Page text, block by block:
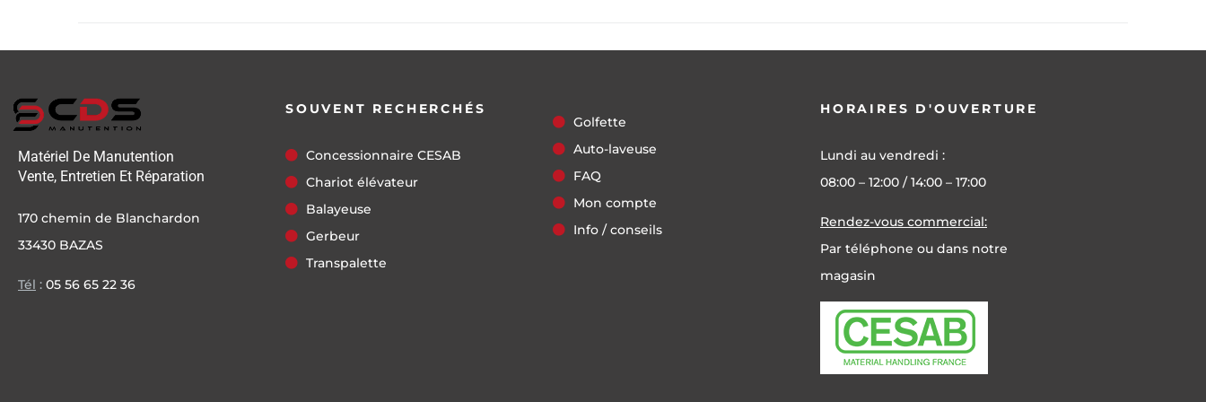
Matériel De Manutention
Vente, Entretien Et Réparation
170 chemin de Blanchardon
33430 BAZAS
Tél : 05 56 65 22 36
SOUVENT RECHERCHÉS
Concessionnaire CESAB
Chariot élévateur
Balayeuse
Gerbeur
Transpalette
Golfette
Auto-laveuse
FAQ
Mon compte
Info / conseils
HORAIRES D'OUVERTURE
Lundi au vendredi :
08:00 – 12:00 / 14:00 – 17:00
Rendez-vous commercial:
Par téléphone ou dans notre
magasin